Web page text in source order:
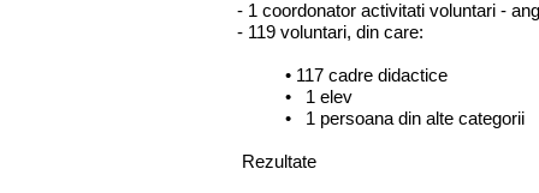
- 1 coordonator activitati voluntari -
- 119 voluntari, din care:
• 117 cadre didactice
• 1 elev
• 1 persoana din alte categorii
Rezultate